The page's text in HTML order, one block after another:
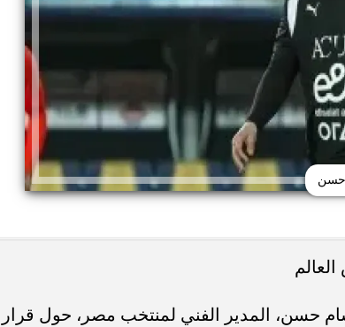
حسن، المدير الفني لمنتخب مصر، حول قرار
يفوز بكأس
العربية السعودية بتصميم لافت وقدرات...